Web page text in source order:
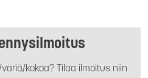
kokoa? Tilaa ilmoitus niin